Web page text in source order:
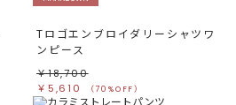
Tロゴエンブロイダリーシャツワ
ンピース
￥18,700
￥5,610
（70%OFF）